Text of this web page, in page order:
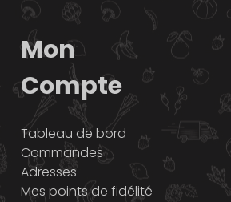
Mon
Compte
Tableau de bord
Commandes
Adresses
Mes points de fidélité